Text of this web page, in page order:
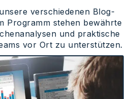
verschiedenen Blog-
Programm stehen bewährte
und praktische
vor Ort zu unterstützen.